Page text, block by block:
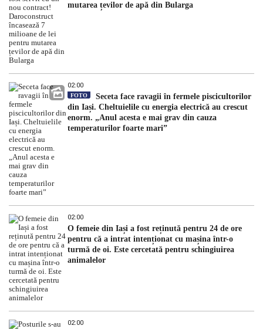
mutarea țevilor de apă din Bularga
02:00
FOTO
Seceta face ravagii în fermele piscicultorilor
din Iași. Cheltuielile cu energia electrică au crescut
enorm. „Anul acesta e mai grav din cauza
temperaturilor foarte mari”
02:00
O femeie din Iași a fost reținută pentru 24 de ore
pentru că a intrat intenționat cu mașina într-o
turmă de oi. Este cercetată pentru schingiuirea
animalelor
02:00